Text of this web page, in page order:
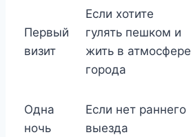
Первый
визит
Если хотите
гулять пешком и
жить в атмосфере
города
Одна
ночь
Если нет раннего
выезда